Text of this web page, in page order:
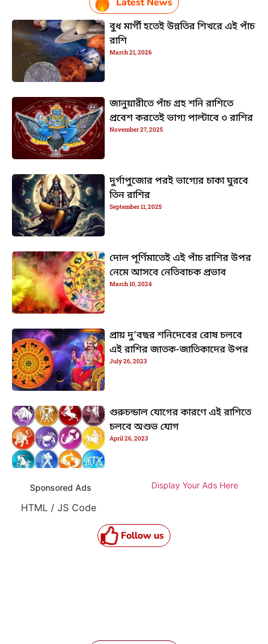
Latest News
বুধ মার্গী হতেই উন্নতির শিখরে এই পাঁচ
রাশি
March 21, 2026
জানুয়ারীতে পাঁচ গ্রহ শনি রাশিতে
প্রবেশ করতেই ভাগ্য পাল্টাবে ৩ রাশির
November 27, 2025
দুর্গাপুজোর পরই ভাগ্যের চাকা ঘুরবে
তিন রাশির
September 11, 2025
দোল পূর্ণিমাতেই এই পাঁচ রাশির উপর
নেমে আসবে নেতিবাচক প্রভাব
March 10, 2024
প্রায় দু’বছর শনিদেবের রোষ চলবে
এই রাশির জাতক-জাতিকাদের উপর
July 26, 2023
গুরুচন্ডাল যোগের কারণে এই রাশিতে
চলবে অশুভ যোগ
April 26, 2023
Sponsored Ads Display Your Ads Here
HTML / JS Code
Follow us